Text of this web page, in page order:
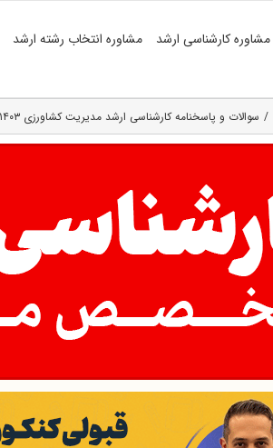
مشاوره کارشناسی ارشد مشاوره انتخاب رشته ارشد
سوالات و پاسخنامه کارشناسی ارشد مدیریت کشاورزی ۱۴۰۳